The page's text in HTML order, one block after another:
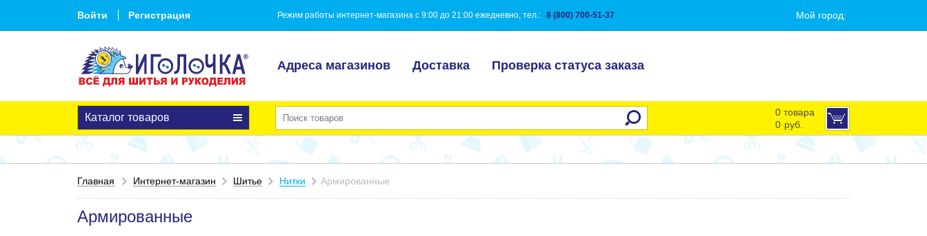
Войти Регистрация Режим работы интернет-магазина с 9:00 до 21:00 ежедневно, тел.: 8 (800) 700-51-37 Мой город:
Адреса магазинов Доставка Проверка статуса заказа
Каталог товаров
0 товара
0 руб.
Главная Интернет-магазин Шитье Нитки Армированные
Армированные